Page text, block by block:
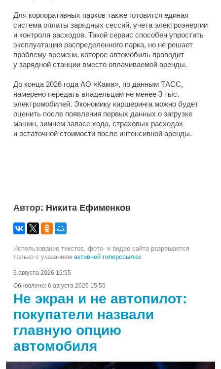
Для корпоративных парков также готовится единая
система оплаты зарядных сессий, учета электроэнергии
и контроля расходов. Такой сервис способен упростить
эксплуатацию распределенного парка, но не решает
проблему времени, которое автомобиль проводит
у зарядной станции вместо оплачиваемой аренды.
До конца 2026 года АО «Кама», по данным ТАСС,
намерено передать владельцам не менее 3 тыс.
электромобилей. Экономику каршеринга можно будет
оценить после появления первых данных о загрузке
машин, зимнем запасе хода, страховых расходах
и остаточной стоимости после интенсивной аренды.
Автор: Никита Ефименков
Использование текстов, фото- и видео сайта разрешается
только с указанием активной гиперссылки
6 августа 2026 15:55
Обновлено: 6 августа 2026 15:55
Не экран и не автопилот:
покупатели назвали
главную опцию
автомобиля